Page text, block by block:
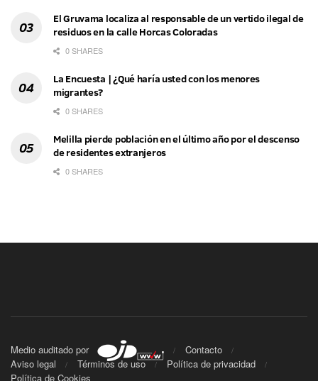
El Gruvama localiza al responsable de un vertido ilegal de
residuos en la calle Horcas Coloradas
0 SHARES
La Encuesta | ¿Qué haría usted con los menores
migrantes?
0 SHARES
Melilla pierde población en el último año por el descenso
de residentes extranjeros
0 SHARES
Medio auditado por
Contacto
Aviso legal
Términos de uso
Política de privacidad
Política de Cookies